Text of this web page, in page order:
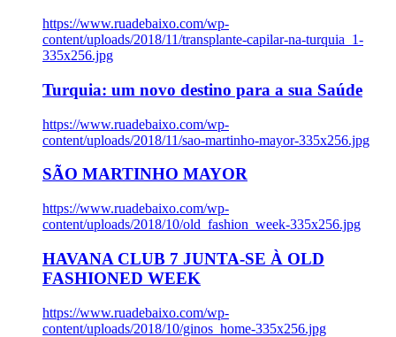
https://www.ruadebaixo.com/wp-
content/uploads/2018/11/transplante-capilar-na-turquia_1-
335x256.jpg
Turquia: um novo destino para a sua Saúde
https://www.ruadebaixo.com/wp-
content/uploads/2018/11/sao-martinho-mayor-335x256.jpg
SÃO MARTINHO MAYOR
https://www.ruadebaixo.com/wp-
content/uploads/2018/10/old_fashion_week-335x256.jpg
HAVANA CLUB 7 JUNTA-SE À OLD
FASHIONED WEEK
https://www.ruadebaixo.com/wp-
content/uploads/2018/10/ginos_home-335x256.jpg